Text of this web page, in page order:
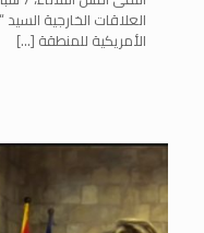
العلاقات الخارجية
الأمريكية للمنطقة […]